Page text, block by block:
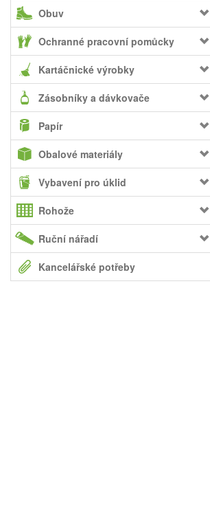
Obuv
Ochranné pracovní pomůcky
Kartáčnické výrobky
Zásobníky a dávkovače
Papír
Obalové materiály
Vybavení pro úklid
Rohože
Ruční nářadí
Kancelářské potřeby